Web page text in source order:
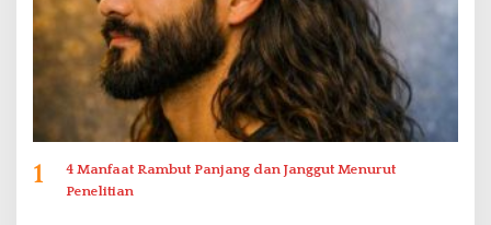
1
4 Manfaat Rambut Panjang dan Janggut Menurut
Penelitian